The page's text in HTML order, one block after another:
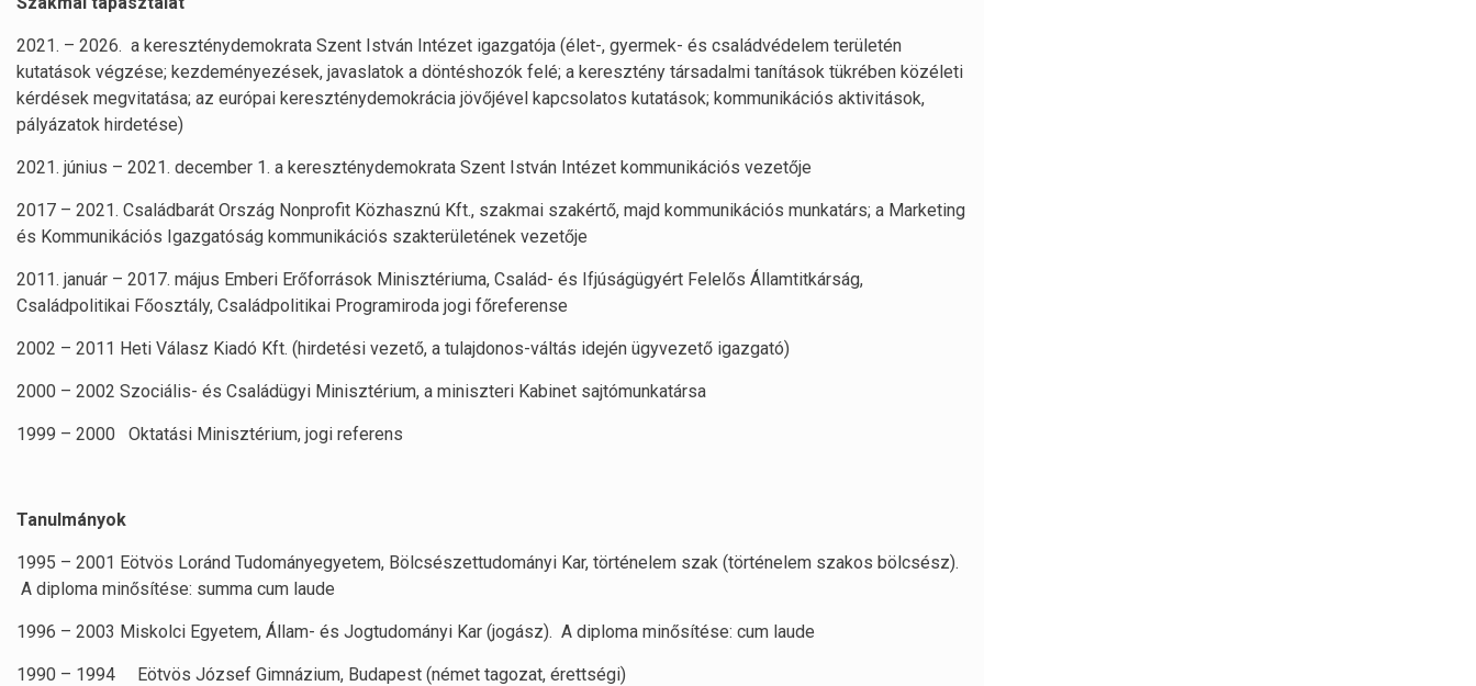
2021. – 2026. a kereszténydemokrata Szent István Intézet igazgatója (élet-, gyermek- és családvédelem területén
kutatások végzése; kezdeményezések, javaslatok a döntéshozók felé; a keresztény társadalmi tanítások tükrében közéleti
kérdések megvitatása; az európai kereszténydemokrácia jövőjével kapcsolatos kutatások; kommunikációs aktivitások,
pályázatok hirdetése)
2021. június – 2021. december 1. a kereszténydemokrata Szent István Intézet kommunikációs vezetője
2017 – 2021. Családbarát Ország Nonprofit Közhasznú Kft., szakmai szakértő, majd kommunikációs munkatárs; a Marketing
és Kommunikációs Igazgatóság kommunikációs szakterületének vezetője
2011. január – 2017. május Emberi Erőforrások Minisztériuma, Család- és Ifjúságügyért Felelős Államtitkárság,
Családpolitikai Főosztály, Családpolitikai Programiroda jogi főreferense
2002 – 2011 Heti Válasz Kiadó Kft. (hirdetési vezető, a tulajdonos-váltás idején ügyvezető igazgató)
2000 – 2002 Szociális- és Családügyi Minisztérium, a miniszteri Kabinet sajtómunkatársa
1999 – 2000 Oktatási Minisztérium, jogi referens
Tanulmányok
1995 – 2001 Eötvös Loránd Tudományegyetem, Bölcsészettudományi Kar, történelem szak (történelem szakos bölcsész).
A diploma minősítése: summa cum laude
1996 – 2003 Miskolci Egyetem, Állam- és Jogtudományi Kar (jogász). A diploma minősítése: cum laude
1990 – 1994 Eötvös József Gimnázium, Budapest (német tagozat, érettségi)